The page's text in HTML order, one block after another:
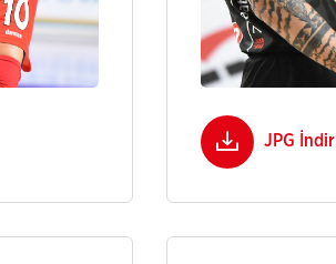
JPG İndir